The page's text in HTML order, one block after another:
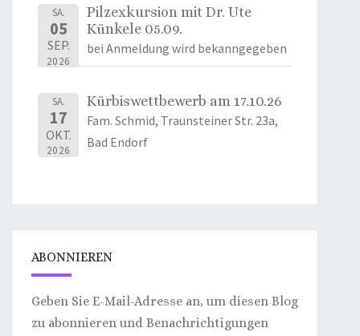
SA.
05
SEP.
2026
Pilzexkursion mit Dr. Ute
Künkele 05.09.
bei Anmeldung wird bekanngegeben
SA.
17
OKT.
2026
Kürbiswettbewerb am 17.10.26
Fam. Schmid, Traunsteiner Str. 23a,
Bad Endorf
ABONNIEREN
Geben Sie E-Mail-Adresse an, um diesen Blog
zu abonnieren und Benachrichtigungen